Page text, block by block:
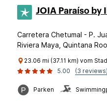
JOIA Paraíso by
Carretera Chetumal - P.
Riviera Maya, Quintana
23.06 mi (37.11 km) vom
5.00
(3 reviews)
Parken